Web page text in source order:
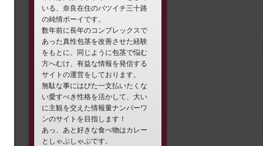
いる、奈良在住のバツイチ三十路
の純情ボーイです。
数年前に長年のコンプレックスで
あった真性包茎を改善させた経験
をもとに、同じように包茎で悩む
方へむけ、有益な情報を発信する
サイトの運営をしております。
無駄な事にはびた一文払いたくな
い愛すべき性格を活かして、大い
に主観を交えた情報量ナンバーワ
ンのサイトを目指します！
あっ、あと好きな食べ物はカレー
としゃぶしゃぶです。